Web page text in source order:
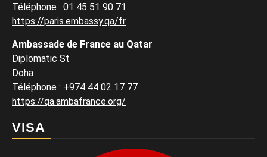
Téléphone : 01 45 51 90 71
https://paris.embassy.qa/fr
Ambassade de France au Qatar
Diplomatic St
Doha
Téléphone : +974 44 02 17 77
https://qa.ambafrance.org/
VISA